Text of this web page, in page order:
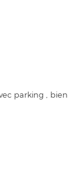
parking ,